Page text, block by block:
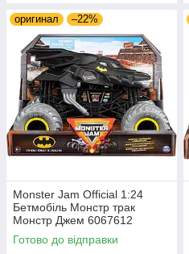
оригинал –22%
Monster Jam Official 1:24
Бетмобіль Монстр трак
Монстр Джем 6067612
Готово до відправки